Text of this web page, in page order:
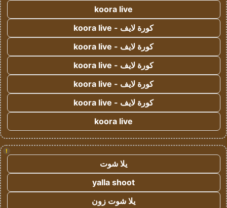
koora live
كورة لايف - koora live
كورة لايف - koora live
كورة لايف - koora live
كورة لايف - koora live
كورة لايف - koora live
koora live
!
يلا شوت
yalla shoot
يلا شوت زون